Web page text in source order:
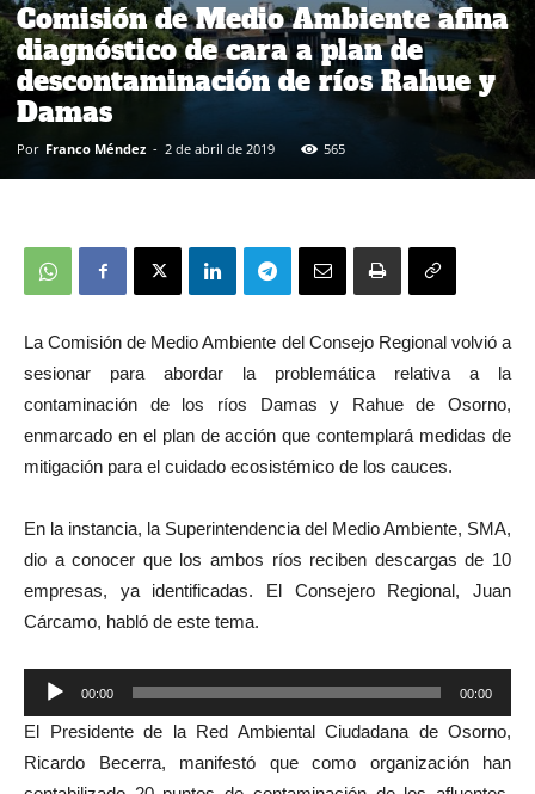
Comisión de Medio Ambiente afina
diagnóstico de cara a plan de
descontaminación de ríos Rahue y
Damas
Por Franco Méndez - 2 de abril de 2019 565
La Comisión de Medio Ambiente del Consejo Regional volvió a
sesionar para abordar la problemática relativa a la
contaminación de los ríos Damas y Rahue de Osorno,
enmarcado en el plan de acción que contemplará medidas de
mitigación para el cuidado ecosistémico de los cauces.
En la instancia, la Superintendencia del Medio Ambiente, SMA,
dio a conocer que los ambos ríos reciben descargas de 10
empresas, ya identificadas. El Consejero Regional, Juan
Cárcamo, habló de este tema.
Reproductor
de
audio
00:00 00:00
El Presidente de la Red Ambiental Ciudadana de Osorno,
Ricardo Becerra, manifestó que como organización han